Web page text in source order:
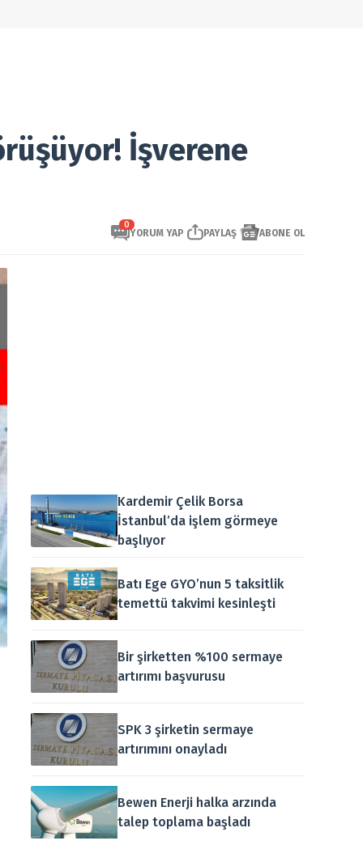
İşverene
0
YORUM YAP PAYLAŞ ABONE OL
Kardemir Çelik Borsa
İstanbul’da işlem görmeye
başlıyor
Batı Ege GYO’nun 5 taksitlik
temettü takvimi kesinleşti
Bir şirketten %100 sermaye
artırımı başvurusu
SPK 3 şirketin sermaye
artırımını onayladı
Bewen Enerji halka arzında
talep toplama başladı